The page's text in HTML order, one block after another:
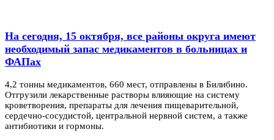
На сегодня, 15 октября, все районы округа имеют
необходимый запас медикаментов в больницах и
ФАПах
4,2 тонны медикаментов, 660 мест, отправлены в Билибино.
Отгрузили лекарственные растворы влияющие на систему
кроветворения, препараты для лечения пищеварительной,
сердечно-сосудистой, центральной нервной систем, а также
антибиотики и гормоны.